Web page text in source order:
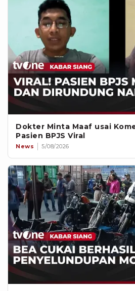
Dokter Minta Maaf usai
Pasien BPJS Viral
News 5/08/2026